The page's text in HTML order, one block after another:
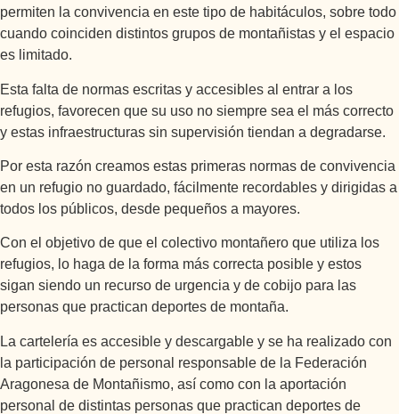
permiten la convivencia en este tipo de habitáculos, sobre todo
cuando coinciden distintos grupos de montañistas y el espacio
es limitado.
Esta falta de normas escritas y accesibles al entrar a los
refugios, favorecen que su uso no siempre sea el más correcto
y estas infraestructuras sin supervisión tiendan a degradarse.
Por esta razón creamos estas primeras normas de convivencia
en un refugio no guardado, fácilmente recordables y dirigidas a
todos los públicos, desde pequeños a mayores.
Con el objetivo de que el colectivo montañero que utiliza los
refugios, lo haga de la forma más correcta posible y estos
sigan siendo un recurso de urgencia y de cobijo para las
personas que practican deportes de montaña.
La cartelería es accesible y descargable y se ha realizado con
la participación de personal responsable de la Federación
Aragonesa de Montañismo, así como con la aportación
personal de distintas personas que practican deportes de